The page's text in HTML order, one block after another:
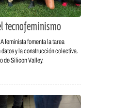
tecnofeminismo
feminista fomenta la tarea
y la construcción colectiva.
de Silicon Valley.